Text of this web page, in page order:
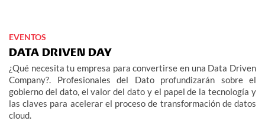
EVENTOS
DATA DRIVEN DAY
¿Qué necesita tu empresa para convertirse en una Data Driven
Company?. Profesionales del Dato profundizarán sobre el
gobierno del dato, el valor del dato y el papel de la tecnología y
las claves para acelerar el proceso de transformación de datos
cloud.